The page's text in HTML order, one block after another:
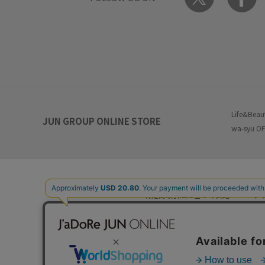
JUN GROUP ONLINE STORE
wa-syu
特定商取引法に基づく表記 プ